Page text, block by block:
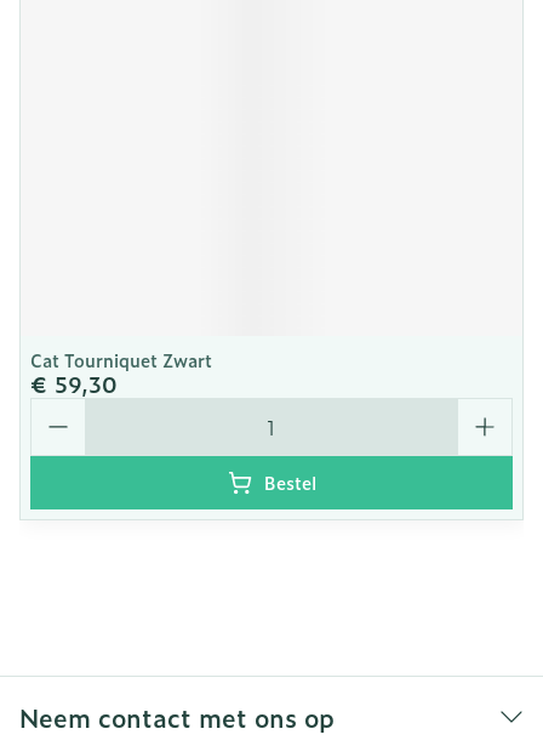
Cat Tourniquet Zwart
€ 59,30
Aantal
Bestel
Neem contact met ons op